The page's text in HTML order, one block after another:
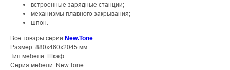
встроенные зарядные станции;
механизмы плавного закрывания;
шпон.
Все товары серии New.Tone.
Размер: 880x460x2045 мм
Тип мебели: Шкаф
Серия мебели: New.Tone